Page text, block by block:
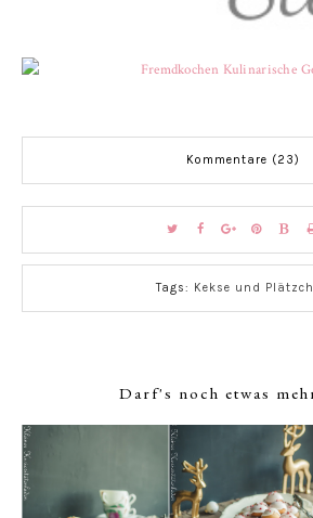
Kommentare (23)
Tags: Kekse und
Darf's noch etwas